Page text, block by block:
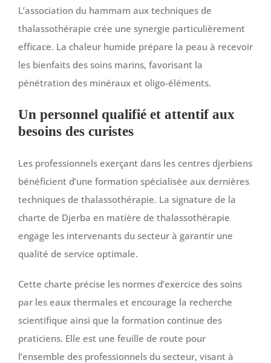
L’association du hammam aux techniques de
thalassothérapie crée une synergie particulièrement
efficace. La chaleur humide prépare la peau à recevoir
les bienfaits des soins marins, favorisant la
pénétration des minéraux et oligo-éléments.
Un personnel qualifié et attentif aux
besoins des curistes
Les professionnels exerçant dans les centres djerbiens
bénéficient d’une formation spécialisée aux dernières
techniques de thalassothérapie. La signature de la
charte de Djerba en matière de thalassothérapie
engage les intervenants du secteur à garantir une
qualité de service optimale.
Cette charte précise les normes d’exercice des soins
par les eaux thermales et encourage la recherche
scientifique ainsi que la formation continue des
praticiens. Elle est une feuille de route pour
l’ensemble des professionnels du secteur, visant à